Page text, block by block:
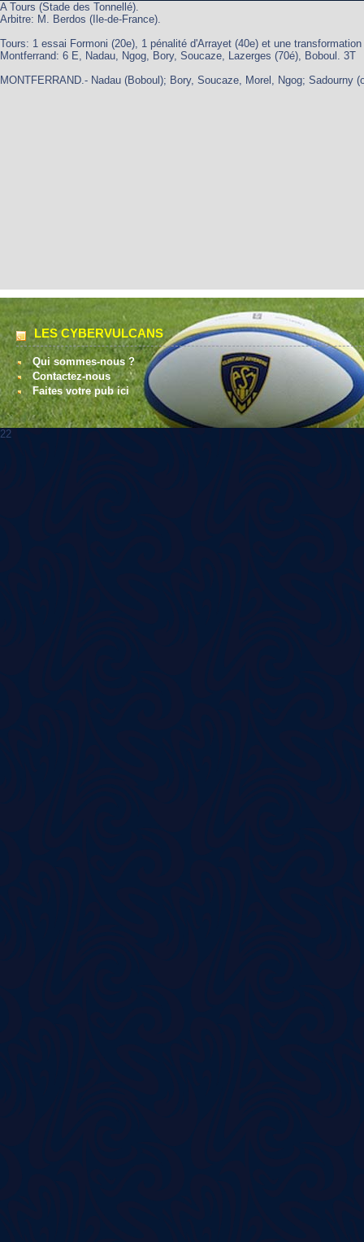
A Tours (Stade des Tonnellé).
Arbitre: M. Berdos (Ile-de-France).
Tours: 1 essai Formoni (20e), 1 pénalité d'Arrayet (40e) et une
Montferrand: 6 E, Nadau, Ngog, Bory, Soucaze, Lazerges (70é), Boboul. 3T
MONTFERRAND.- Nadau (Boboul); Bory, Soucaze, Morel, Ngog;
LES CYBERVULCANS
Qui sommes-nous ?
Contactez-nous
Faites votre pub ici
22